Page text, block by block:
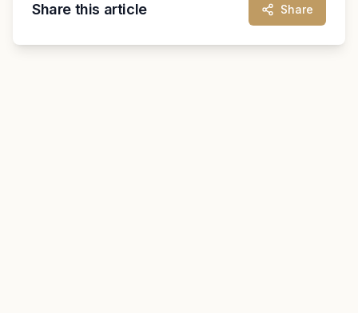
Share this article Share